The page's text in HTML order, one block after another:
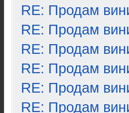
RE: Продам
RE: Продам
RE: Продам
RE: Продам
RE: Продам
RE: Продам